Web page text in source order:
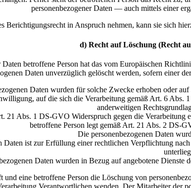
personenbezogener Daten — auch mittels einer
Berichtigungsrecht in Anspruch nehmen, kann sie sich
d) Recht auf Löschung (Recht
betroffene Person hat das vom Europäischen
Daten unverzüglich gelöscht werden, sofern einer
Daten wurden für solche Zwecke erhoben oder
auf die sich die Verarbeitung gemäß Art. 6
anderweitigen
21 Abs. 1 DS-GVO Widerspruch gegen die
betroffene Person legt gemäß Art. 21 Abs. 2 DS-
Die personenbezogenen Daten
Daten ist zur Erfüllung einer rechtlichen Verpflichtung
Daten wurden in Bezug auf angebotene
eine betroffene Person die Löschung von
Verantwortlichen wenden. Der Mitarbeiter der